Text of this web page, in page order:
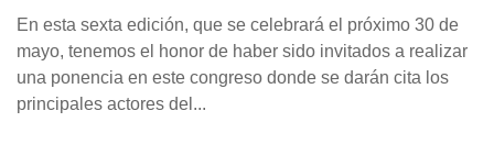
En esta sexta edición, que se celebrará el próximo 30 de
mayo, tenemos el honor de haber sido invitados a realizar
una ponencia en este congreso donde se darán cita los
principales actores del...